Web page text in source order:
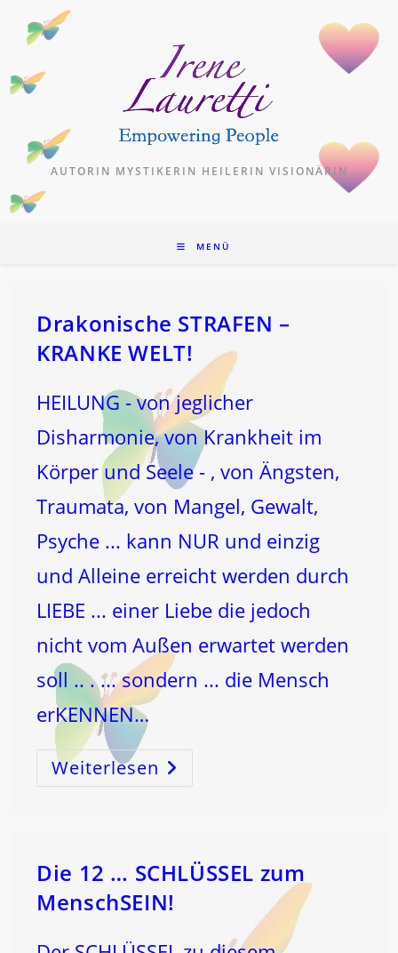
Inhalt
AUTORIN MYSTIKERIN HEILERIN VISIONÄRIN
MENÜ
Drakonische STRAFEN –
KRANKE WELT!
HEILUNG - von jeglicher
Disharmonie, von Krankheit im
Körper und Seele - , von Ängsten,
Traumata, von Mangel, Gewalt,
Psyche ... kann NUR und einzig
und Alleine erreicht werden durch
LIEBE ... einer Liebe die jedoch
nicht vom Außen erwartet werden
soll .. . ... sondern ... die Mensch
erKENNEN…
Weiterlesen Drakonische
STRAFEN
–
Die 12 … SCHLÜSSEL zum
MenschSEIN!